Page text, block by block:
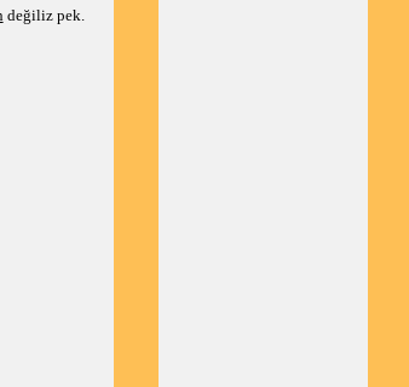
değiliz pek.